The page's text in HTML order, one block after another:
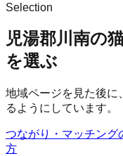
Selection
児湯郡川南の
を選ぶ
地域ページを見た後に
るようにしています。
つながり・マッチング
方